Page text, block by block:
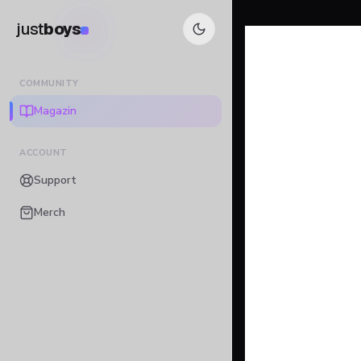
justboys
COMMUNITY
Magazin
ACCOUNT
Support
Merch